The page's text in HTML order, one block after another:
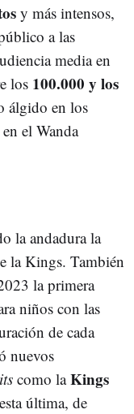
y más intensos,
a las
media en
los 100.000 y los
álgido en los
el Wanda
la andadura la
la Kings. También
la primera
niños con las
de cada
nuevos
como laKings
última, de